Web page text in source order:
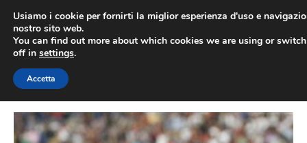
contenuto
Usiamo i cookie per fornirti la miglior esperienza d'uso e
nostro sito web.
You can find out more about which cookies we are using or
off in settings.
Accetta